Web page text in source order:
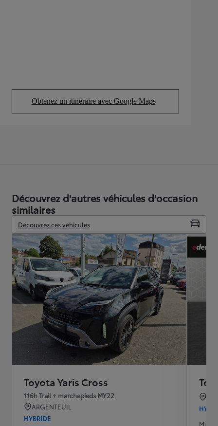
Obtenez un itinéraire avec Google Maps
(Opens in new tab)
Découvrez d'autres véhicules d'occasion
similaires
Découvrez ces véhicules
Toyota Yaris Cross
116h Trail + marchepieds MY22
ARGENTEUIL
HYBRIDE
Mise